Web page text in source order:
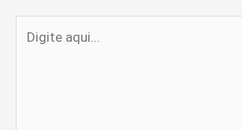
aqui...